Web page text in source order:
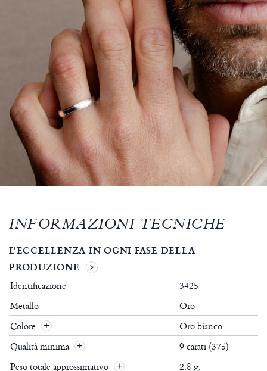
INFORMAZIONI TECNICHE
L'ECCELLENZA IN OGNI FASE DELLA
PRODUZIONE
Identificazione
3425
Metallo
Oro
Colore
Oro bianco
Qualità minima
9 carati (375)
Peso totale approssimativo
2.8 g.